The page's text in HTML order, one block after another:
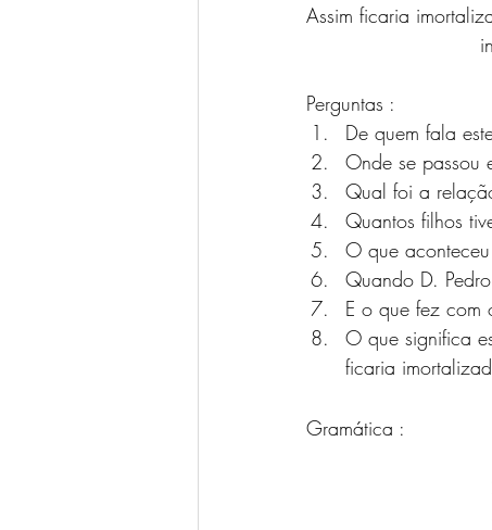
Assim ficaria
				in
Perguntas :
De quem fala
Onde se passou
Qual foi a
Quantos filhos
O que
Quando D.
E o que fez com
O que significa
ficaria
Gramática :